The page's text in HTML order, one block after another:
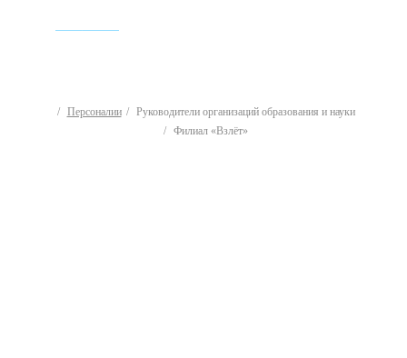
Персоналии
Руководители организаций образования и науки
Филиал «Взлёт»